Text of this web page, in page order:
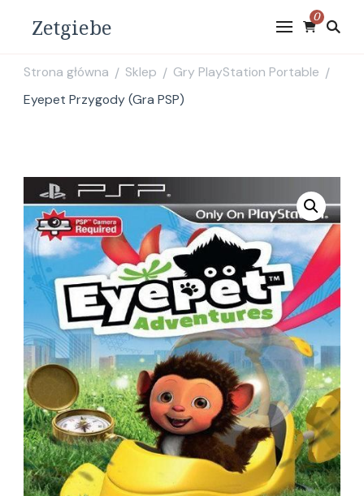
Zetgiebe 0
Strona główna / Sklep / Gry PlayStation Portable /
Eyepet Przygody (Gra PSP)